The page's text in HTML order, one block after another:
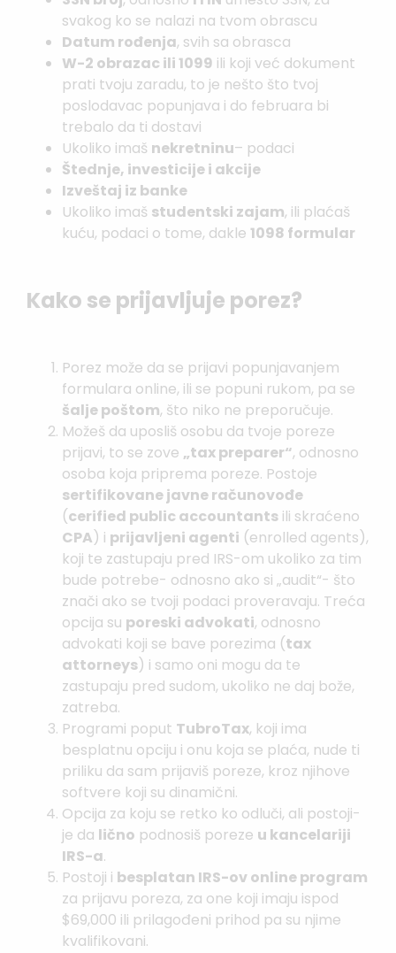
svakog ko se nalazi na tvom obrascu
Datum rođenja, svih sa obrasca
W-2 obrazac ili 1099 ili koji već dokument
prati tvoju zaradu, to je nešto što tvoj
poslodavac popunjava i do februara bi
trebalo da ti dostavi
Ukoliko imaš nekretninu– podaci
Štednje, investicije i akcije
Izveštaj iz banke
Ukoliko imaš studentski zajam, ili plaćaš
kuću, podaci o tome, dakle 1098 formular
Kako se prijavljuje porez?
Porez može da se prijavi popunjavanjem
formulara online, ili se popuni rukom, pa se
šalje poštom, što niko ne preporučuje.
Možeš da uposliš osobu da tvoje poreze
prijavi, to se zove „tax preparer“, odnosno
osoba koja priprema poreze. Postoje
sertifikovane javne računovođe
(cerified public accountants ili skraćeno
CPA) i prijavljeni agenti (enrolled agents),
koji te zastupaju pred IRS-om ukoliko za tim
bude potrebe- odnosno ako si „audit“- što
znači ako se tvoji podaci proveravaju. Treća
opcija su poreski advokati, odnosno
advokati koji se bave porezima (tax
attorneys) i samo oni mogu da te
zastupaju pred sudom, ukoliko ne daj bože,
zatreba.
Programi poput TubroTax, koji ima
besplatnu opciju i onu koja se plaća, nude ti
priliku da sam prijaviš poreze, kroz njihove
softvere koji su dinamični.
Opcija za koju se retko ko odluči, ali postoji-
je da lično podnosiš poreze u kancelariji
IRS-a.
Postoji i besplatan IRS-ov online program
za prijavu poreza, za one koji imaju ispod
$69,000 ili prilagođeni prihod pa su njime
kvalifikovani.